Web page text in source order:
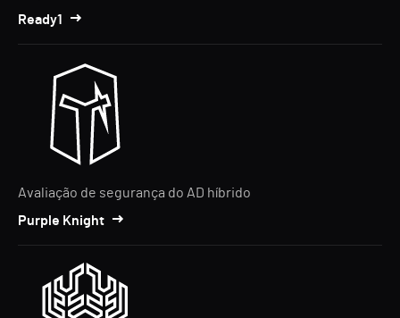
Ready1
Avaliação de segurança do AD híbrido
Purple Knight